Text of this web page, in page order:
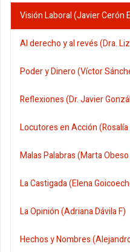
Visión Laboral (Javier Cerón
Al derecho y al revés (Dra.
Poder y Dinero (Víctor
Reflexiones (Dr. Javier
Locutores en Acción (Rosalía
Malas Palabras (Marta
La Castigada (Elena
La Opinión (Adriana Dávila F)
Hechos y Nombres